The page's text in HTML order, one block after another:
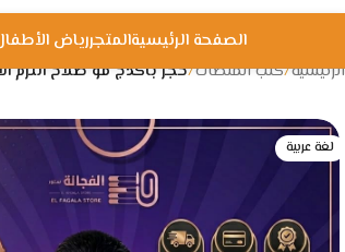
الصفحة الرئيسيةالمتجررياض
الرئيسية/كتب المنصات/حجز باكدج مو صلاح الترم
لغة عربية